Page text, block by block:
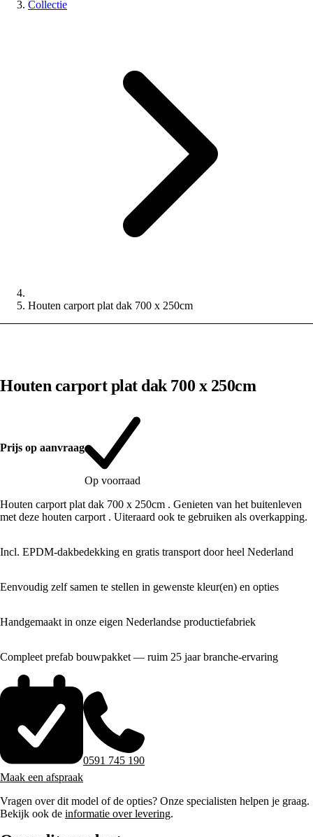
Collectie
Houten carport plat dak 700 x 250cm
Houten carport plat dak 700 x 250cm
Prijs op aanvraag
Op voorraad
Houten carport plat dak 700 x 250cm . Genieten van het buitenleven
met deze houten carport . Uiteraard ook te gebruiken als overkapping.
Incl. EPDM-dakbedekking en gratis transport door heel Nederland
Eenvoudig zelf samen te stellen in gewenste kleur(en) en opties
Handgemaakt in onze eigen Nederlandse productiefabriek
Compleet prefab bouwpakket — ruim 25 jaar branche-ervaring
Maak een afspraak
0591 745 190
Vragen over dit model of de opties? Onze specialisten helpen je graag.
Bekijk ook de informatie over levering.